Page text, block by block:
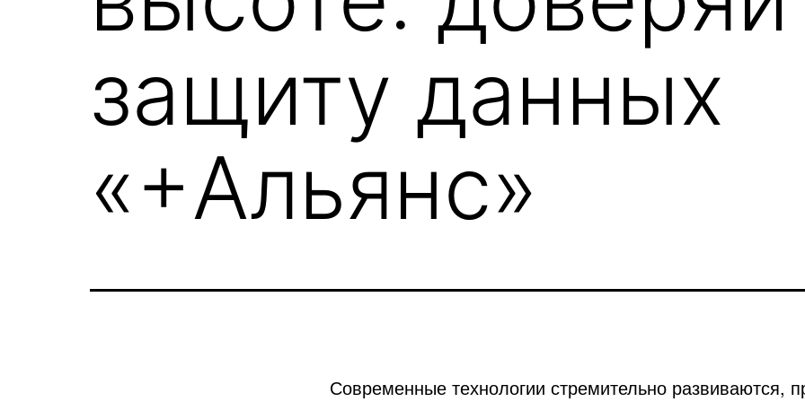
защиту данных
«+Альянс»
Современные технологии стремительно развиваются,